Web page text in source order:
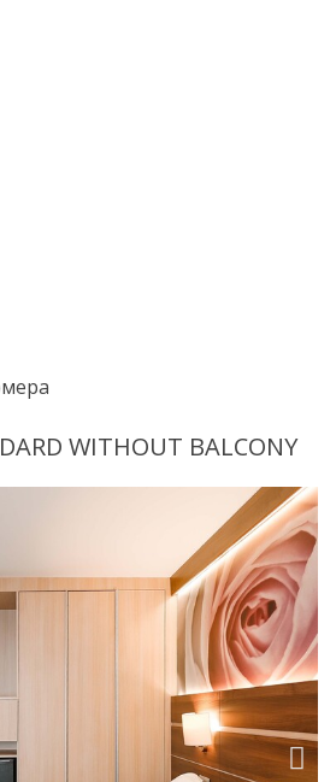
WITHOUT BALCONY